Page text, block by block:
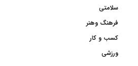
سلامتی
فرهنگ وهنر
کسب و کار
ورزشی